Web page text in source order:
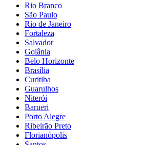
Rio Branco
São Paulo
Rio de Janeiro
Fortaleza
Salvador
Goiânia
Belo Horizonte
Brasília
Curitiba
Guarulhos
Niterói
Barueri
Porto Alegre
Ribeirão Preto
Florianópolis